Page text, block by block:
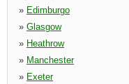
» Edimburgo
» Glasgow
» Heathrow
» Manchester
» Exeter